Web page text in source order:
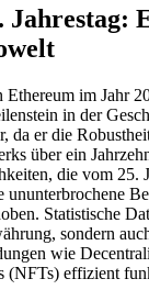
Jahrestag:
Ethereum im Jahr
in der
da er die
über ein
die vom 25.
ununterbrochene
Statistische
sondern
wie
(NFTs) effizient